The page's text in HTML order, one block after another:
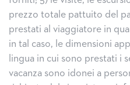
prezzo totale pattuito del
prestati al viaggiatore in
in tal caso, le dimensioni
lingua in cui sono prestati i
vacanza sono idonei a